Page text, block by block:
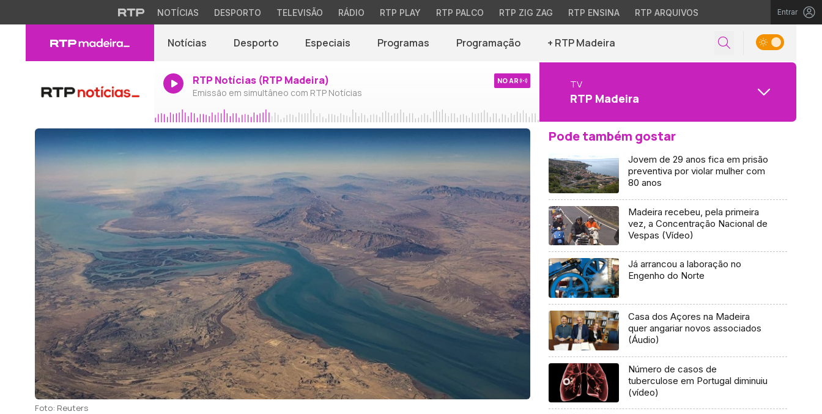
NOTÍCIAS DESPORTO TELEVISÃO RÁDIO RTP PLAY RTP PALCO RTP ZIG ZAG RTP ENSINA RTP ARQUIVOS Entrar
Notícias Desporto Especiais Programas Programação + RTP Madeira
RTP Notícias (RTP Madeira)
Emissão em simultâneo com RTP Notícias
NO AR TV
RTP Madeira
Foto: Reuters
Pode também gostar
Jovem de 29 anos fica em prisão
preventiva por violar mulher com
80 anos
Madeira recebeu, pela primeira
vez, a Concentração Nacional de
Vespas (Vídeo)
Já arrancou a laboração no
Engenho do Norte
Casa dos Açores na Madeira
quer angariar novos associados
(Áudio)
Número de casos de
tuberculose em Portugal diminuiu
(vídeo)